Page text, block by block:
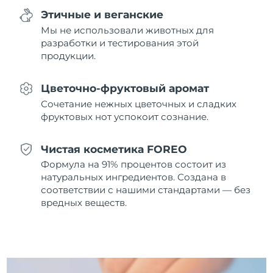
Этичные и веганские
Мы не использовали животных для
разработки и тестирования этой
продукции.
Цветочно-фруктовый аромат
Сочетание нежных цветочных и сладких
фруктовых нот успокоит сознание.
Чистая косметика FOREO
Формула на 91% процентов состоит из
натуральных ингредиентов. Создана в
соответствии с нашими стандартами — без
вредных веществ.
Нидерланды
Ожидаемая дата доставки
Норвегия
Ожидаемая дата доставки
Оман
Филиппины
Ожидаемая дата доставки
8/15/26
8/12/26